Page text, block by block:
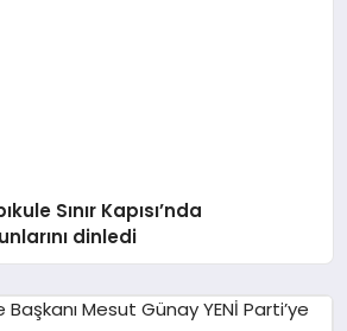
Sınır Kapısı’nda
dinledi